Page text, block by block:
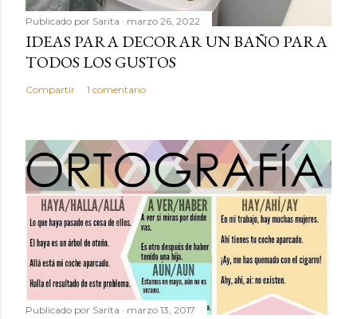
Publicado por Sarita marzo 26, 2022
IDEAS PARA DECORAR UN BAÑO PARA
TODOS LOS GUSTOS
Compartir 1 comentario
Publicado por Sarita marzo 13, 2017